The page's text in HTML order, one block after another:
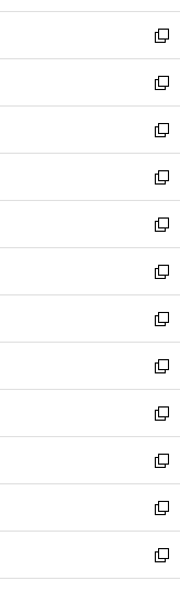
開
く
ウ
で
開
く
ン
ド
ウ
で
開
く
新
し
い
ウ
ィ
ン
ド
ウ
で
開
く
新
し
い
ウ
ィ
ン
ド
ウ
で
開
く
新
し
い
ウ
ィ
ン
ド
ウ
で
開
く
新
し
い
ウ
ィ
ン
ド
ウ
で
開
く
新
し
い
ウ
ィ
ン
ド
ウ
で
開
く
新
し
い
ウ
ィ
ン
ド
ウ
で
開
く
新
し
い
ウ
ィ
ン
ド
ウ
で
開
く
新
し
い
ウ
ィ
ン
ド
ウ
で
開
新
し
い
ウ
ィ
ン
ド
ウ
新
し
い
ウ
ィ
ン
新
し
い
ウ
新
し